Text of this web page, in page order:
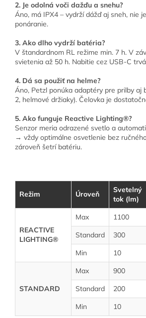
2. Je odolná voči dažďu a snehu?
Áno, má IPX4 – vydrží dážď aj sneh, nie
ponáranie.
3. Ako dlho vydrží batéria?
V štandardnom RL režime min. 7 h. V
svietenia až 50 h. Nabitie cez USB-C
4. Dá sa použiť na helme?
Áno, Petzl ponúka adaptéry pre prilby aj
2, helmové držiaky). Čelovka je
5. Ako funguje Reactive Lighting®?
Senzor meria odrazené svetlo a
→ vždy optimálne osvetlenie bez
zároveň šetrí batériu.
Režim Úroveň
Svetelný
tok (lm)
REACTIVE
LIGHTING®
Max 1100
Standard
300
Min
10
STANDARD
Max 900
Standard
200
Min
10